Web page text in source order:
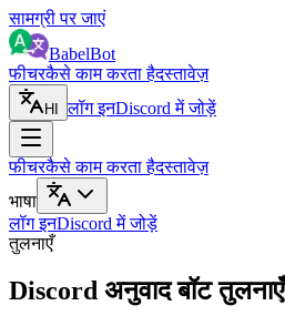
सामग्री पर जाएं
BabelBot
फीचरकैसे काम करता हैदस्तावेज़
HI लॉग इनDiscord में जोड़ें
फीचरकैसे काम करता हैदस्तावेज़
भाषा
लॉग इनDiscord में जोड़ें
तुलनाएँ
Discord अनुवाद बॉट तुलनाएँ